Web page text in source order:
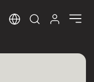
Sprog
Log ind her